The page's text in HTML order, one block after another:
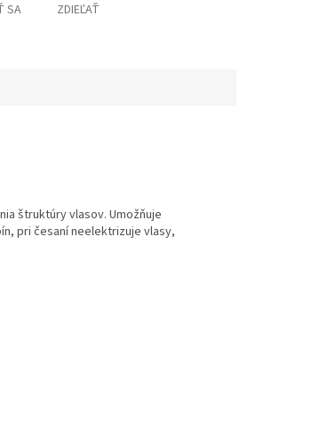
SA ZDIEĽAŤ
štruktúry vlasov. Umožňuje
pri česaní neelektrizuje vlasy,